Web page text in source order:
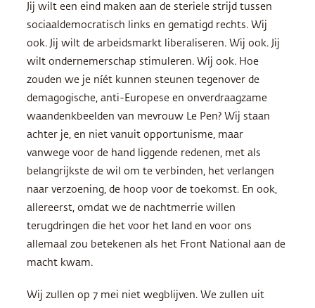
Jij wilt een eind maken aan de steriele strijd tussen
sociaaldemocratisch links en gematigd rechts. Wij
ook. Jij wilt de arbeidsmarkt liberaliseren. Wij ook. Jij
wilt ondernemerschap stimuleren. Wij ook. Hoe
zouden we je níét kunnen steunen tegenover de
demagogische, anti-Europese en onverdraagzame
waandenkbeelden van mevrouw Le Pen? Wij staan
achter je, en niet vanuit opportunisme, maar
vanwege voor de hand liggende redenen, met als
belangrijkste de wil om te verbinden, het verlangen
naar verzoening, de hoop voor de toekomst. En ook,
allereerst, omdat we de nachtmerrie willen
terugdringen die het voor het land en voor ons
allemaal zou betekenen als het Front National aan de
macht kwam.
Wij zullen op 7 mei niet wegblijven. We zullen uit